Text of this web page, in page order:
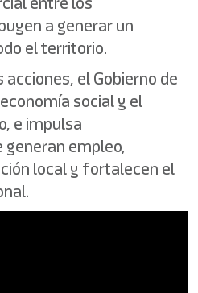
a generar un
el territorio.
el Gobierno de
social y el
e impulsa
empleo,
local y fortalecen el